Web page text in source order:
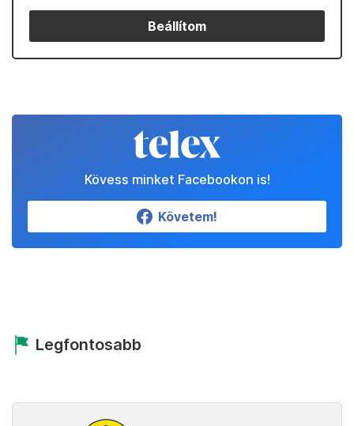
Beállítom
Kövess minket Facebookon is!
Követem!
Legfontosabb